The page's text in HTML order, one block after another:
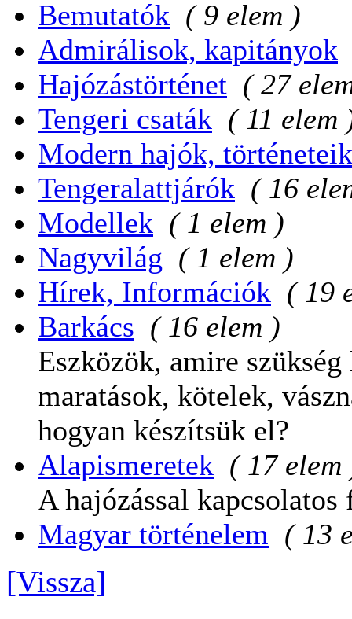
Bemutatók ( 9 elem )
Admirálisok, kapitányok
Hajózástörténet ( 27
Tengeri csaták ( 11 elem
Modern hajók, történeteik
Tengeralattjárók ( 16
Modellek ( 1 elem )
Nagyvilág ( 1 elem )
Hírek, Információk ( 19
Barkács ( 16 elem )
Eszközök, amire
maratások, kötelek,
hogyan készítsük el?
Alapismeretek ( 17 elem
A hajózással
Magyar történelem ( 13
[Vissza]